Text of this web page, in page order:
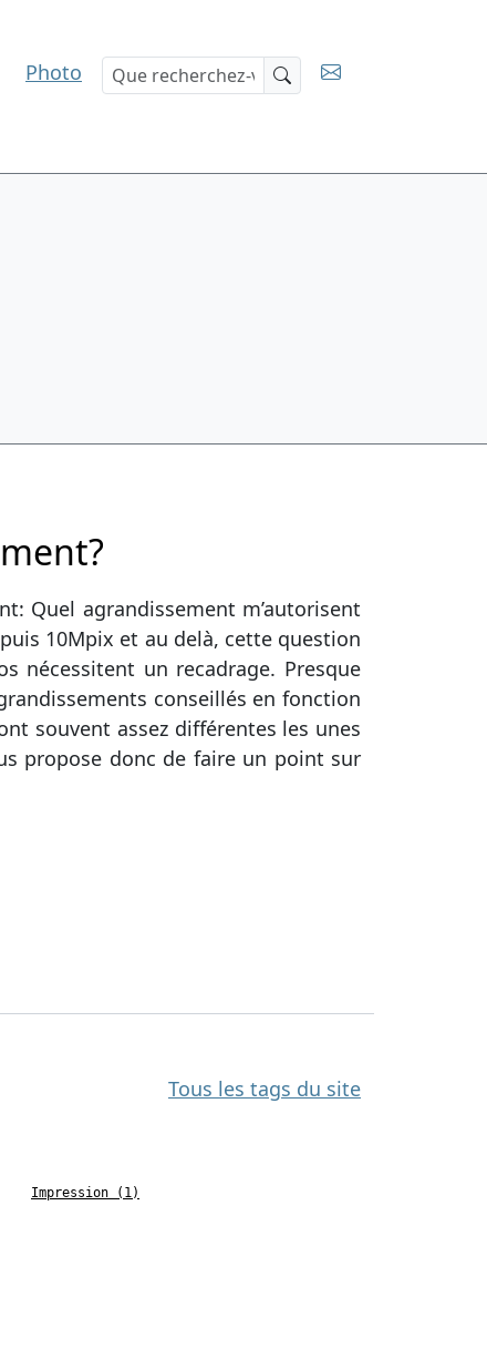
Photo
Quel agrandissement m’autorisent
10Mpix et au delà, cette question
nécessitent un recadrage. Presque
conseillés en fonction
souvent assez différentes les unes
propose donc de faire un point sur
Tous les tags du site
Impression (1)